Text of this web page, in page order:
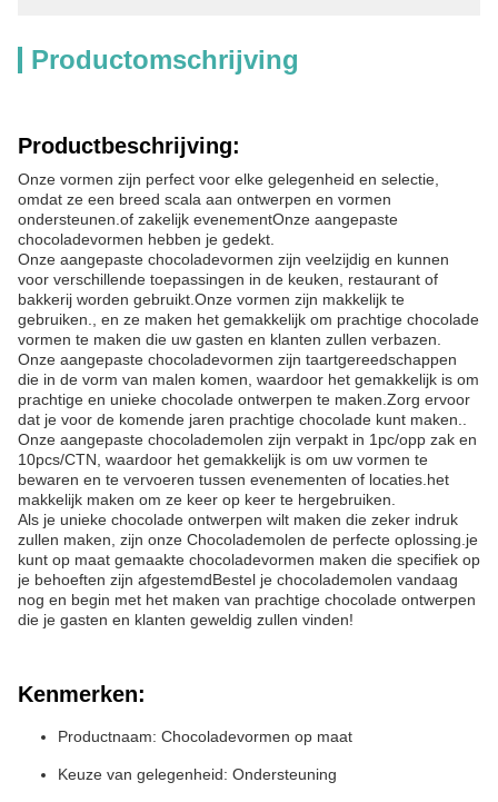
Productomschrijving
Productbeschrijving:
Onze vormen zijn perfect voor elke gelegenheid en selectie,
omdat ze een breed scala aan ontwerpen en vormen
ondersteunen.of zakelijk evenementOnze aangepaste
chocoladevormen hebben je gedekt.
Onze aangepaste chocoladevormen zijn veelzijdig en kunnen
voor verschillende toepassingen in de keuken, restaurant of
bakkerij worden gebruikt.Onze vormen zijn makkelijk te
gebruiken., en ze maken het gemakkelijk om prachtige chocolade
vormen te maken die uw gasten en klanten zullen verbazen.
Onze aangepaste chocoladevormen zijn taartgereedschappen
die in de vorm van malen komen, waardoor het gemakkelijk is om
prachtige en unieke chocolade ontwerpen te maken.Zorg ervoor
dat je voor de komende jaren prachtige chocolade kunt maken..
Onze aangepaste chocolademolen zijn verpakt in 1pc/opp zak en
10pcs/CTN, waardoor het gemakkelijk is om uw vormen te
bewaren en te vervoeren tussen evenementen of locaties.het
makkelijk maken om ze keer op keer te hergebruiken.
Als je unieke chocolade ontwerpen wilt maken die zeker indruk
zullen maken, zijn onze Chocolademolen de perfecte oplossing.je
kunt op maat gemaakte chocoladevormen maken die specifiek op
je behoeften zijn afgestemdBestel je chocolademolen vandaag
nog en begin met het maken van prachtige chocolade ontwerpen
die je gasten en klanten geweldig zullen vinden!
Kenmerken:
Productnaam: Chocoladevormen op maat
Keuze van gelegenheid: Ondersteuning